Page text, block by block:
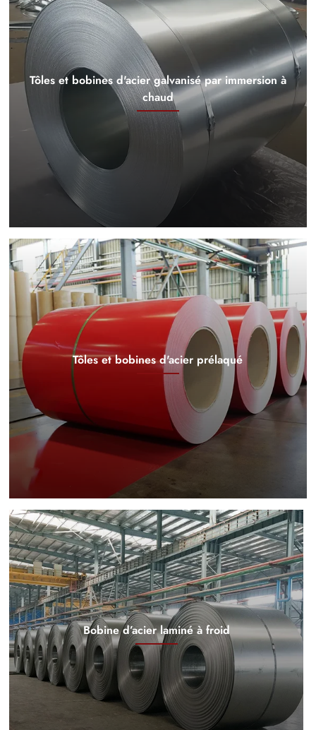
Tôles et bobines d'acier galvanisé par immersion à
chaud
Tôles et bobines d'acier prélaqué
Bobine d’acier laminé à froid